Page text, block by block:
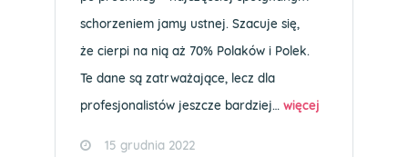
schorzeniem jamy ustnej. Szacuje się,
że cierpi na nią aż 70% Polaków i Polek.
Te dane są zatrważające, lecz dla
profesjonalistów jeszcze bardziej… więcej
15 grudnia 2022